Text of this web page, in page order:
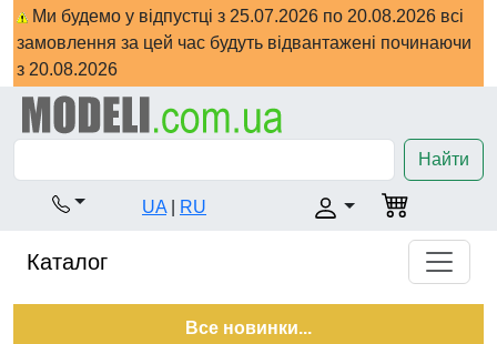
Ми будемо у відпустці з 25.07.2026 по 20.08.2026 всі
замовлення за цей час будуть відвантажені починаючи
з 20.08.2026
Найти
UA RU
Каталог
Все новинки...